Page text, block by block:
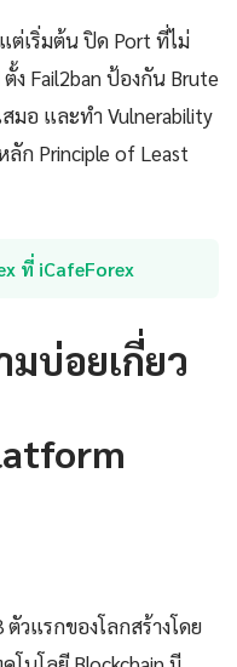
แต่เริ่มต้น ปิด Port ที่ไม่
ง Fail2ban ป้องกัน Brute
มอ และทำ Vulnerability
ลัก Principle of Least
ที่ iCafeForex
บ่อยเกี่ยว
ตัวแรกของโลกสร้างโดย